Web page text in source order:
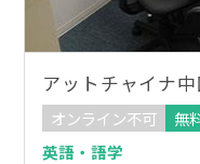
アットチャイナ
オンライン不可
無
英語・語学